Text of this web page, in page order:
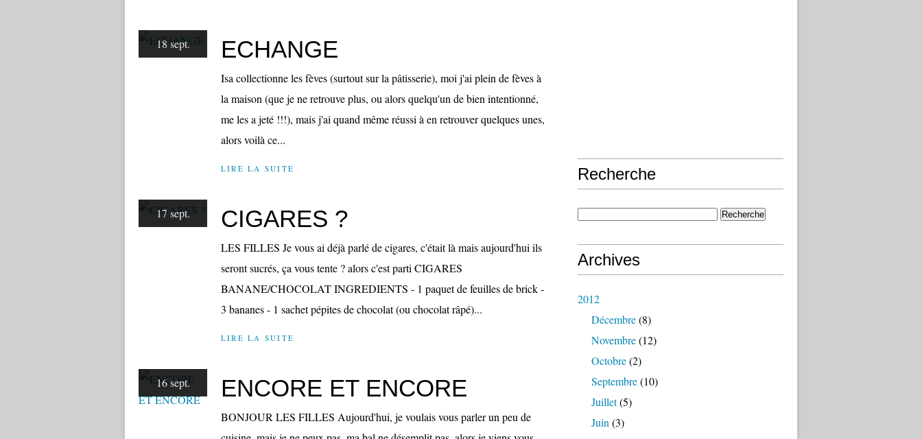
18 sept. ECHANGE
Isa collectionne les fèves (surtout sur la pâtisserie), moi j'ai plein de fèves à
la maison (que je ne retrouve plus, ou alors quelqu'un de bien intentionné,
me les a jeté !!!), mais j'ai quand même réussi à en retrouver quelques unes,
alors voilà ce...
LIRE LA SUITE
17 sept. CIGARES ?
LES FILLES Je vous ai déjà parlé de cigares, c'était là mais aujourd'hui ils
seront sucrés, ça vous tente ? alors c'est parti CIGARES
BANANE/CHOCOLAT INGREDIENTS - 1 paquet de feuilles de brick -
3 bananes - 1 sachet pépites de chocolat (ou chocolat râpé)...
LIRE LA SUITE
16 sept. ENCORE ET ENCORE
BONJOUR LES FILLES Aujourd'hui, je voulais vous parler un peu de
Recherche
Archives
2012
Décembre(8)
Novembre(12)
Octobre(2)
Septembre(10)
Juillet(5)
Juin (3)